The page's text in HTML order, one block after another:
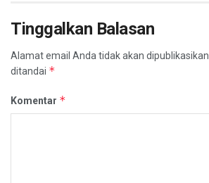
Tinggalkan Balasan
Alamat email Anda tidak akan dipublikasikan.
ditandai *
Komentar *